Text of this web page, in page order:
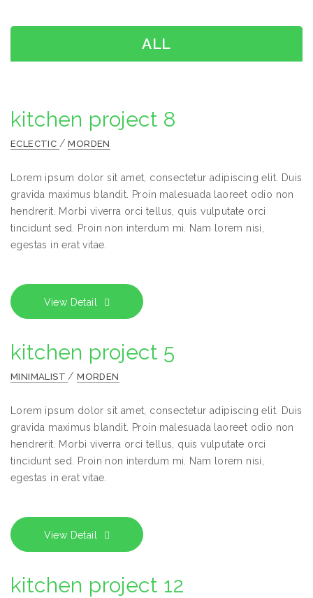
ALL
kitchen project 8
ECLECTIC / MORDEN
Lorem ipsum dolor sit amet, consectetur adipiscing elit. Duis
gravida maximus blandit. Proin malesuada laoreet odio non
hendrerit. Morbi viverra orci tellus, quis vulputate orci
tincidunt sed. Proin non interdum mi. Nam lorem nisi,
egestas in erat vitae.
View Detail
kitchen project 5
MINIMALIST/ MORDEN
Lorem ipsum dolor sit amet, consectetur adipiscing elit. Duis
gravida maximus blandit. Proin malesuada laoreet odio non
hendrerit. Morbi viverra orci tellus, quis vulputate orci
tincidunt sed. Proin non interdum mi. Nam lorem nisi,
egestas in erat vitae.
View Detail
kitchen project 12